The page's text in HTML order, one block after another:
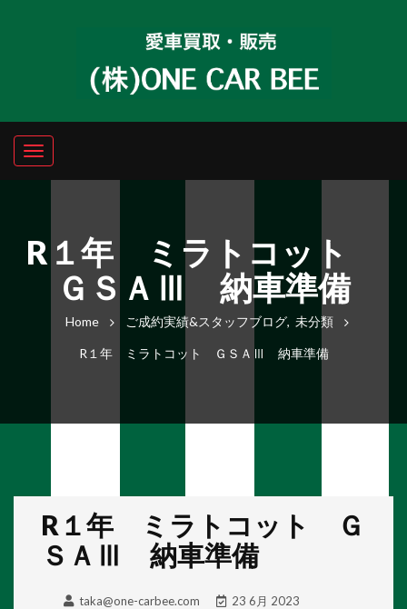
R１年 ミラトコット
ＧＳＡⅢ 納車準備
Home ご成約実績&スタッフブログ, 未分類
R１年 ミラトコット ＧＳＡⅢ 納車準備
R１年 ミラトコット Ｇ
ＳＡⅢ 納車準備
taka@one-carbee.com
23 6月 2023